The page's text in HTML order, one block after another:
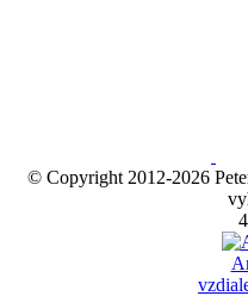
© Copyright 2012-2026